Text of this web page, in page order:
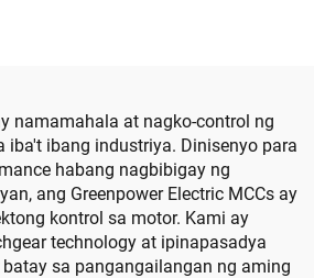
namamahala at nagko-control ng
iba't ibang industriya. Dinisenyo para
habang nagbibigay ng
ang Greenpower Electric MCCs ay
kontrol sa motor. Kami ay
technology at ipinapasadya
sa pangangailangan ng aming